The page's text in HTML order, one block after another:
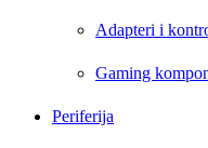
Adapteri i
Gaming
Periferija